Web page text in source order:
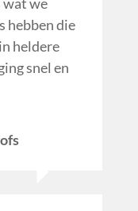
hebben die
heldere
snel en